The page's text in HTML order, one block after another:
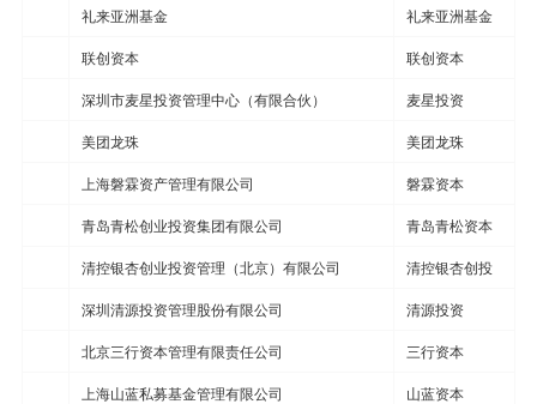
礼来亚洲基金 礼来亚洲基金
联创资本 联创资本
深圳市麦星投资管理中心（有限合伙） 麦星投资
美团龙珠 美团龙珠
上海磐霖资产管理有限公司 磐霖资本
青岛青松创业投资集团有限公司 青岛青松资本
清控银杏创业投资管理（北京）有限公司 清控银杏创投
深圳清源投资管理股份有限公司 清源投资
北京三行资本管理有限责任公司 三行资本
上海山蓝私募基金管理有限公司 山蓝资本